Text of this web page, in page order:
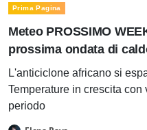
Prima Pagina
Meteo PROSSIMO
prossima ondata di
L'anticiclone africano si
Temperature in crescita
periodo